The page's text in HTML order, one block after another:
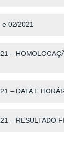
e 02/2021
–
– DATA E
– RESULTADO